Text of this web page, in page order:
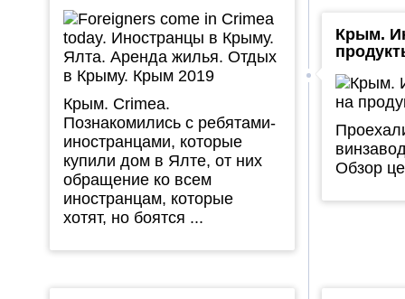
Крым. Crimea.
Познакомились с ребятами-
иностранцами, которые
купили дом в Ялте, от них
обращение ко всем
иностранцам, которые
хотят, но боятся ...
Крым.
Обзор